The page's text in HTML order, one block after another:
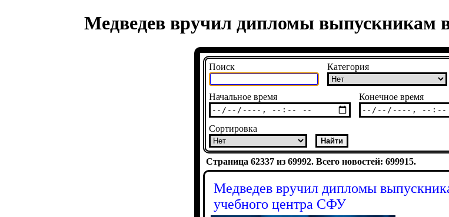
Медведев вручил дипломы выпускникам
Поиск Категория
Начальное время Конечное время
Сортировка
Страница 62337 из 69992. Всего новостей: 699915.
Медведев вручил дипломы
учебного центра СФУ